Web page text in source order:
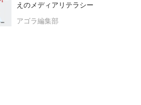
えのメディアリテラシー
アゴラ編集部